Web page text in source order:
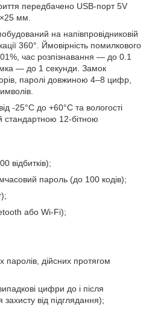
передбачено USB-порт 5V
мм.
на напівпровідниковій
360°. Ймовірність помилкового
час розпізнавання — до 0.1
— до 1 секунди. Замок
паролі довжиною 4–8 цифр,
-25°C до +60°C та вологості
12-бітною
відбитків);
пароль (до 100 кодів);
або Wi-Fi);
дійсних протягом
цифри до і після
від підглядання);